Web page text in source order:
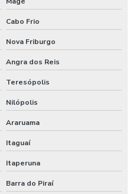
de obra
de mão de obra terceirizada
de produção
empresas
Cabo Frio
Nova Friburgo
Angra dos Reis
Teresópolis
Nilópolis
Araruama
Itaguaí
Itaperuna
Barra do Piraí